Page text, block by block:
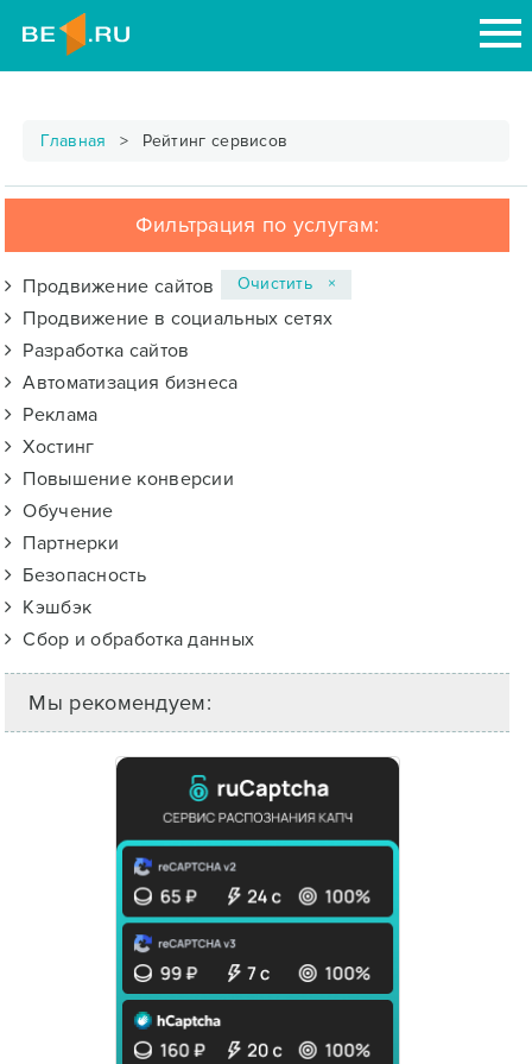
Главная Рейтинг сервисов
Фильтрация по услугам:
Продвижение сайтов
Продвижение в социальных сетях
Разработка сайтов
Автоматизация бизнеса
Реклама
Хостинг
Повышение конверсии
Обучение
Партнерки
Безопасность
Кэшбэк
Сбор и обработка данных
Очистить ×
Мы рекомендуем: